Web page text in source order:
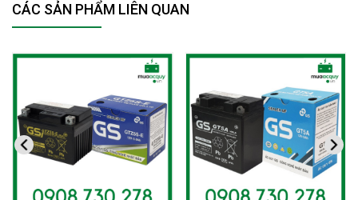
CÁC SẢN PHẨM LIÊN QUAN